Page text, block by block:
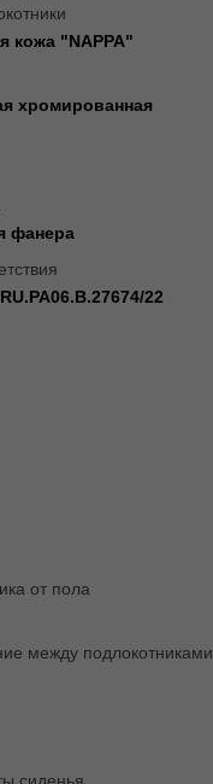
кожа "NAPPA"
хромированная
фанера
22
от пола
между подлокотниками